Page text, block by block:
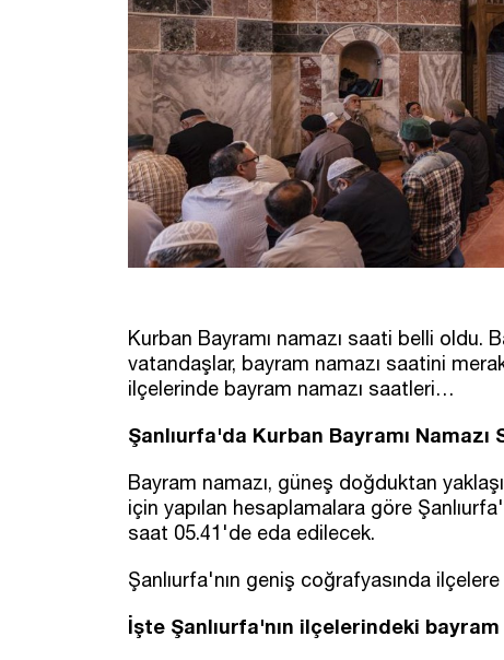
Kurban Bayramı namazı saati belli oldu.
vatandaşlar, bayram namazı saatini
ilçelerinde bayram namazı saatleri…
Şanlıurfa'da Kurban Bayramı Namazı
Bayram namazı, güneş doğduktan
için yapılan hesaplamalara göre
saat 05.41'de eda edilecek.
Şanlıurfa'nın geniş coğrafyasında
İşte Şanlıurfa'nın ilçelerindeki